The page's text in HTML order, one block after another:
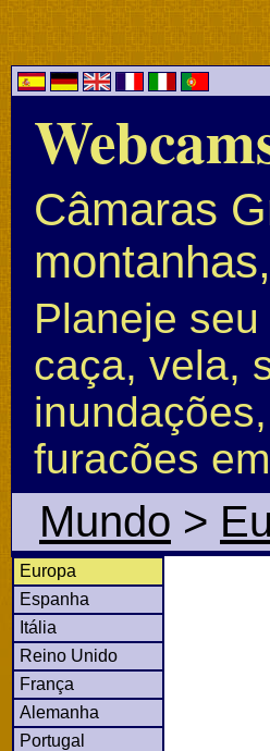
Câmaras
Planeje
caça, vela,
furacões
Mundo >
Europa
Espanha
Itália
Reino Unido
França
Alemanha
Portugal